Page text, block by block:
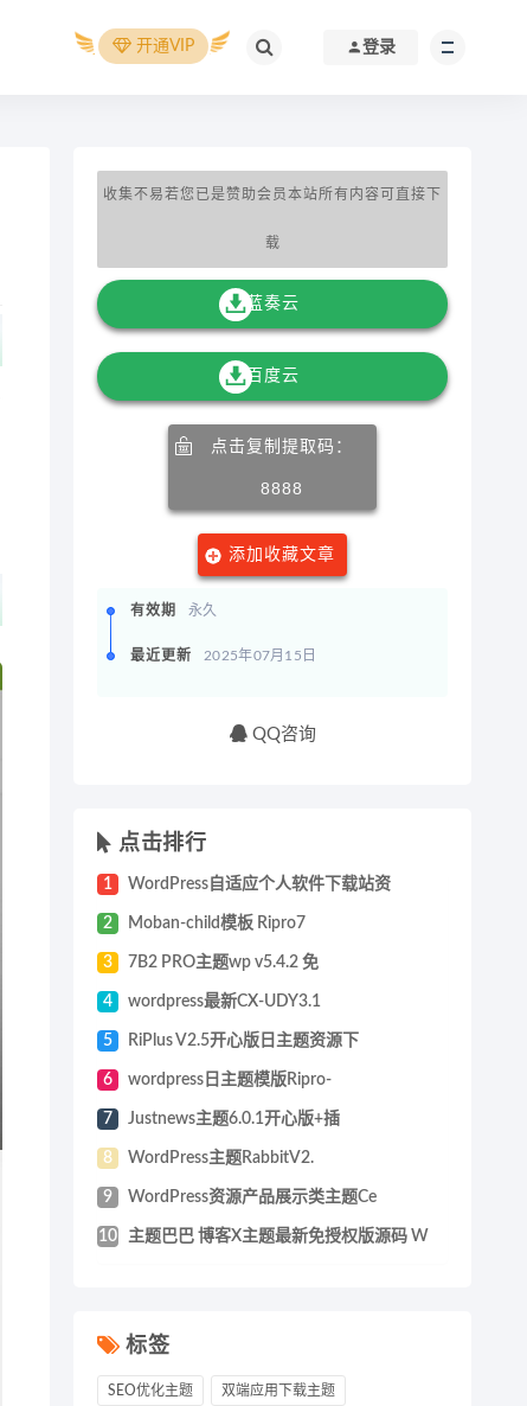
开通VIP 登录
收集不易若您已是赞助会员本站所有内容可直接下
载
蓝奏云
百度云
点击复制提取码：
8888
添加收藏文章
有效期 永久
最近更新 2025年07月15日
QQ咨询
点击排行
1 WordPress自适应个人软件下载站资
2 Moban-child模板 Ripro7
3 7B2 PRO主题wp v5.4.2 免
4 wordpress最新CX-UDY3.1
5 RiPlus V2.5开心版日主题资源下
6 wordpress日主题模版Ripro-
7 Justnews主题6.0.1开心版+插
8 WordPress主题RabbitV2.
9 WordPress资源产品展示类主题Ce
10 主题巴巴 博客X主题最新免授权版源码 W
标签
SEO优化主题 双端应用下载主题